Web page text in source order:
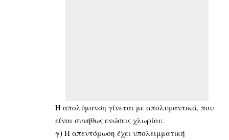
Η απολύμανση γίνεται με απολυμαντικά, που
είναι συνήθως ενώσεις χλωρίου.
γ) Η απεντόμωση έχει υπολειμματική